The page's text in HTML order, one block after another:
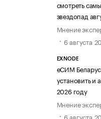
смотреть
звездопад
Мнение
6 августа
EXNODE
еСИМ
установить и
2026 году
Мнение
6 августа